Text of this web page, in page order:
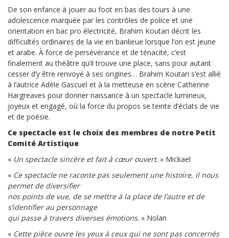
De son enfance à jouer au foot en bas des tours à une
adolescence marquée par les contrôles de police et une
orientation en bac pro électricité, Brahim Koutari décrit les
difficultés ordinaires de la vie en banlieue lorsque l’on est jeune
et arabe. À force de persévérance et de ténacité, c’est
finalement au théâtre qu’il trouve une place, sans pour autant
cesser d’y être renvoyé à ses origines… Brahim Koutari s’est allié
à l’autrice Adèle Gascuel et à la metteuse en scène Catherine
Hargreaves pour donner naissance à un spectacle lumineux,
joyeux et engagé, où la force du propos se teinte d’éclats de vie
et de poésie.
Ce spectacle est le choix des membres de notre Petit
Comité Artistique
« Un spectacle sincère et fait à cœur ouvert. » Mickael
« Ce spectacle ne raconte pas seulement une histoire, il nous
permet de diversifier
nos points de vue, de se mettre à la place de l’autre et de
s’identifier au personnage
qui passe à travers diverses émotions. » Nolan
« Cette pièce ouvre les yeux à ceux qui ne sont pas concernés